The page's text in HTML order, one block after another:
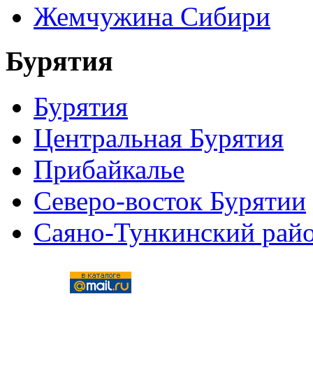
Жемчужина Сибири
Бурятия
Бурятия
Центральная Бурятия
Прибайкалье
Северо-восток Бурятии
Саяно-Тункинский